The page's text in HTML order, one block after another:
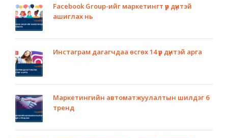
Facebook Group-ийг маркетингт үр дүнтэй
ашиглах нь
Инстаграм дагагчдаа өсгөх 14 үр дүнтэй арга
Маркетингийн автоматжуулалтын шилдэг 6
тренд